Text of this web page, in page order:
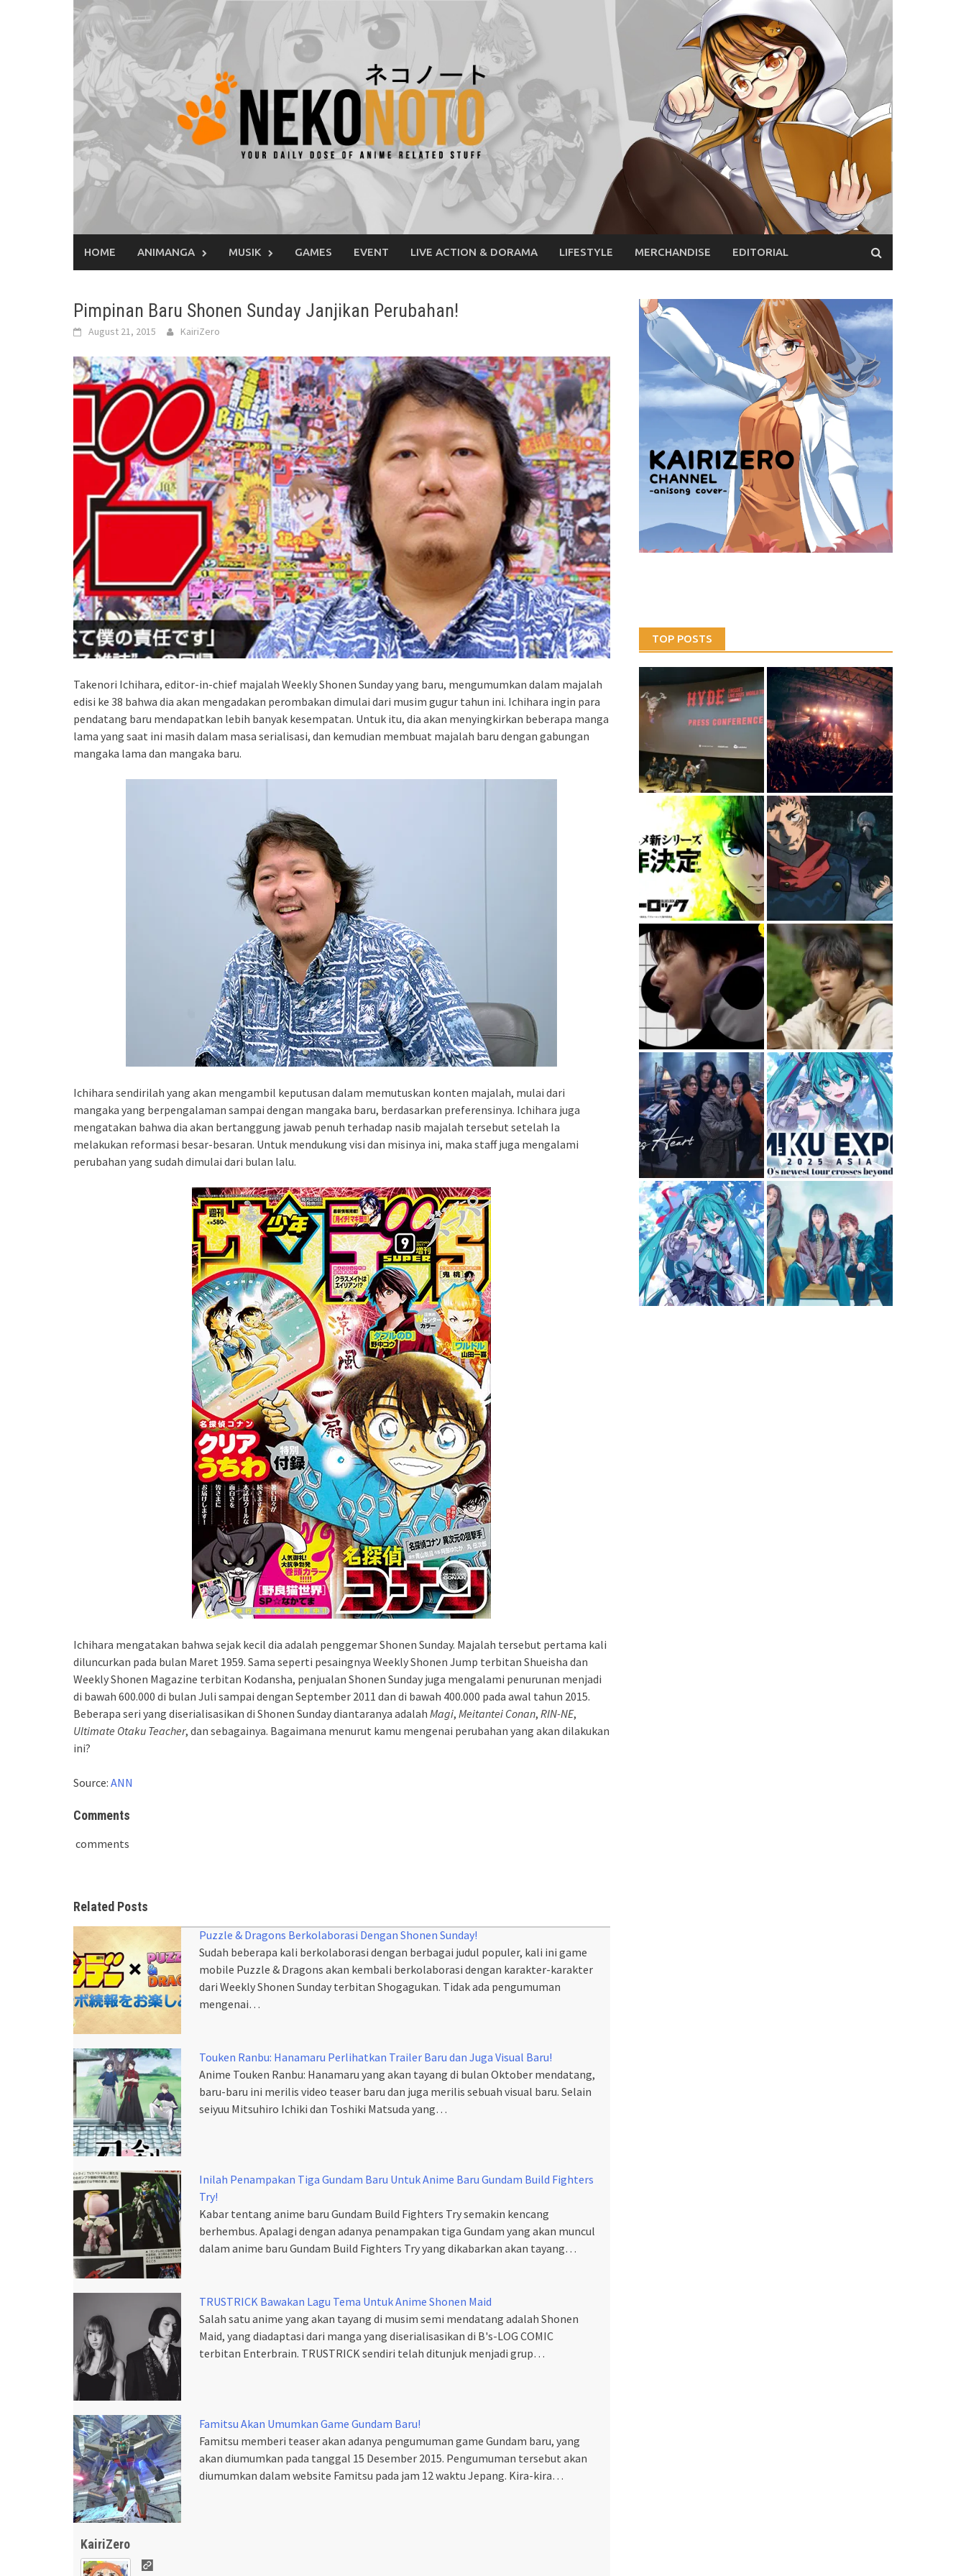
HOME ANIMANGA MUSIK GAMES EVENT LIVE ACTION & DORAMA LIFESTYLE MERCHANDISE EDITORIAL
Pimpinan Baru Shonen Sunday Janjikan Perubahan!
August 21, 2015 KairiZero
Takenori Ichihara, editor-in-chief majalah Weekly Shonen Sunday yang baru, mengumumkan dalam majalah
edisi ke 38 bahwa dia akan mengadakan perombakan dimulai dari musim gugur tahun ini. Ichihara ingin para
pendatang baru mendapatkan lebih banyak kesempatan. Untuk itu, dia akan menyingkirkan beberapa manga
lama yang saat ini masih dalam masa serialisasi, dan kemudian membuat majalah baru dengan gabungan
mangaka lama dan mangaka baru.
Ichihara sendirilah yang akan mengambil keputusan dalam memutuskan konten majalah, mulai dari
mangaka yang berpengalaman sampai dengan mangaka baru, berdasarkan preferensinya. Ichihara juga
mengatakan bahwa dia akan bertanggung jawab penuh terhadap nasib majalah tersebut setelah Ia
melakukan reformasi besar-besaran. Untuk mendukung visi dan misinya ini, maka staff juga mengalami
perubahan yang sudah dimulai dari bulan lalu.
Ichihara mengatakan bahwa sejak kecil dia adalah penggemar Shonen Sunday. Majalah tersebut pertama kali
diluncurkan pada bulan Maret 1959. Sama seperti pesaingnya Weekly Shonen Jump terbitan Shueisha dan
Weekly Shonen Magazine terbitan Kodansha, penjualan Shonen Sunday juga mengalami penurunan menjadi
di bawah 600.000 di bulan Juli sampai dengan September 2011 dan di bawah 400.000 pada awal tahun 2015.
Beberapa seri yang diserialisasikan di Shonen Sunday diantaranya adalah Magi, Meitantei Conan, RIN-NE,
Ultimate Otaku Teacher, dan sebagainya. Bagaimana menurut kamu mengenai perubahan yang akan dilakukan
ini?
Source: ANN
Comments
comments
Related Posts
Puzzle & Dragons Berkolaborasi Dengan Shonen Sunday!
Sudah beberapa kali berkolaborasi dengan berbagai judul populer, kali ini game
mobile Puzzle & Dragons akan kembali berkolaborasi dengan karakter-karakter
dari Weekly Shonen Sunday terbitan Shogagukan. Tidak ada pengumuman
mengenai…
Touken Ranbu: Hanamaru Perlihatkan Trailer Baru dan Juga Visual Baru!
Anime Touken Ranbu: Hanamaru yang akan tayang di bulan Oktober mendatang,
baru-baru ini merilis video teaser baru dan juga merilis sebuah visual baru. Selain
seiyuu Mitsuhiro Ichiki dan Toshiki Matsuda yang…
Inilah Penampakan Tiga Gundam Baru Untuk Anime Baru Gundam Build Fighters
Try!
Kabar tentang anime baru Gundam Build Fighters Try semakin kencang
berhembus. Apalagi dengan adanya penampakan tiga Gundam yang akan muncul
dalam anime baru Gundam Build Fighters Try yang dikabarkan akan tayang…
TRUSTRICK Bawakan Lagu Tema Untuk Anime Shonen Maid
Salah satu anime yang akan tayang di musim semi mendatang adalah Shonen
Maid, yang diadaptasi dari manga yang diserialisasikan di B's-LOG COMIC
terbitan Enterbrain. TRUSTRICK sendiri telah ditunjuk menjadi grup…
Famitsu Akan Umumkan Game Gundam Baru!
Famitsu memberi teaser akan adanya pengumuman game Gundam baru, yang
akan diumumkan pada tanggal 15 Desember 2015. Pengumuman tersebut akan
diumumkan dalam website Famitsu pada jam 12 waktu Jepang. Kira-kira…
KairiZero
TOP POSTS